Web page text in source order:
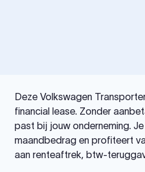
Deze Volkswagen
financial lease. Zonder
past bij jouw onderneming.
maandbedrag en profiteert
aan renteaftrek, btw-